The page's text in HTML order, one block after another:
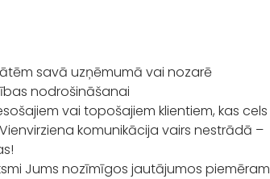
savā uzņēmumā vai nozarē
nodrošināšanai
vai topošajiem klientiem, kas cels
komunikācija vairs nestrādā –
Jums nozīmīgos jautājumos piemēram